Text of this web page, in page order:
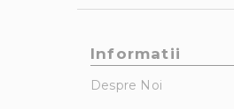
Informatii
Despre Noi